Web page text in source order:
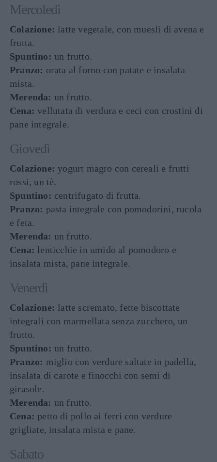
Mercoledì
Colazione: latte vegetale, con muesli di avena e
frutta.
Spuntino: un frutto.
Pranzo: orata al forno con patate e insalata
mista.
Merenda: un frutto.
Cena: vellutata di verdura e ceci con crostini di
pane integrale.
Giovedì
Colazione: yogurt magro con cereali e frutti
rossi, un tè.
Spuntino: centrifugato di frutta.
Pranzo: pasta integrale con pomodorini, rucola
e feta.
Merenda: un frutto.
Cena: lenticchie in umido al pomodoro e
insalata mista, pane integrale.
Venerdì
Colazione: latte scremato, fette biscottate
integrali con marmellata senza zucchero, un
frutto.
Spuntino: un frutto.
Pranzo: miglio con verdure saltate in padella,
insalata di carote e finocchi con semi di
girasole.
Merenda: un frutto.
Cena: petto di pollo ai ferri con verdure
grigliate, insalata mista e pane.
Sabato